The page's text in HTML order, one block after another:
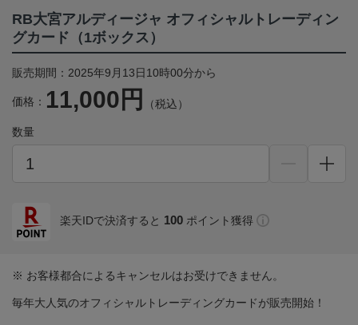
RB大宮アルディージャ オフィシャルトレーディン
グカード（1ボックス）
販売期間：2025年9月13日10時00分から
価格： 11,000円 （税込）
数量
楽天IDで決済すると 100 ポイント獲得
※ お客様都合によるキャンセルはお受けできません。
毎年大人気のオフィシャルトレーディングカードが販売開始！